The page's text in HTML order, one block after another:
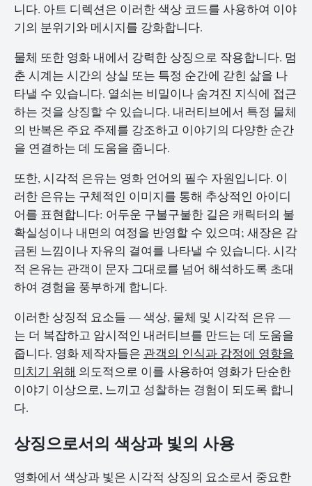
니다. 아트 디렉션은 이러한 색상 코드를 사용하여 이야
기의 분위기와 메시지를 강화합니다.
물체 또한 영화 내에서 강력한 상징으로 작용합니다. 멈
춘 시계는 시간의 상실 또는 특정 순간에 갇힌 삶을 나
타낼 수 있습니다. 열쇠는 비밀이나 숨겨진 지식에 접근
하는 것을 상징할 수 있습니다. 내러티브에서 특정 물체
의 반복은 주요 주제를 강조하고 이야기의 다양한 순간
을 연결하는 데 도움을 줍니다.
또한, 시각적 은유는 영화 언어의 필수 자원입니다. 이
러한 은유는 구체적인 이미지를 통해 추상적인 아이디
어를 표현합니다: 어두운 구불구불한 길은 캐릭터의 불
확실성이나 내면의 여정을 반영할 수 있으며; 새장은 감
금된 느낌이나 자유의 결여를 나타낼 수 있습니다. 시각
적 은유는 관객이 문자 그대로를 넘어 해석하도록 초대
하여 경험을 풍부하게 합니다.
이러한 상징적 요소들 — 색상, 물체 및 시각적 은유 —
는 더 복잡하고 암시적인 내러티브를 만드는 데 도움을
줍니다. 영화 제작자들은 관객의 인식과 감정에 영향을
미치기 위해 의도적으로 이를 사용하여 영화가 단순한
이야기 이상으로, 느끼고 성찰하는 경험이 되도록 합니
다.
상징으로서의 색상과 빛의 사용
영화에서 색상과 빛은 시각적 상징의 요소로서 중요한